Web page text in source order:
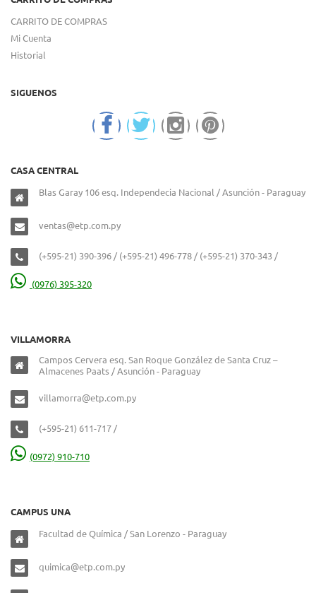
CARRITO DE COMPRAS
Mi Cuenta
Historial
SIGUENOS
CASA CENTRAL
Blas Garay 106 esq. Independecia Nacional / Asunción - Paraguay
ventas@etp.com.py
(+595-21) 390-396 / (+595-21) 496-778 / (+595-21) 370-343 /
(0976) 395-320
VILLAMORRA
Campos Cervera esq. San Roque González de Santa Cruz –
Almacenes Paats / Asunción - Paraguay
villamorra@etp.com.py
(+595-21) 611-717 /
(0972) 910-710
CAMPUS UNA
Facultad de Química / San Lorenzo - Paraguay
quimica@etp.com.py